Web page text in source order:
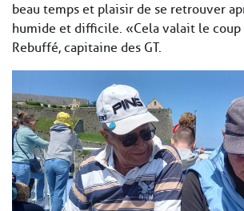
beau temps et plaisir de se retrouver
humide et difficile. «Cela valait le
Rebuffé, capitaine des GT.